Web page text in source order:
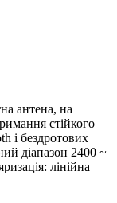
антена, на
стійкого
і бездротових
діапазон 2400 ~
лінійна